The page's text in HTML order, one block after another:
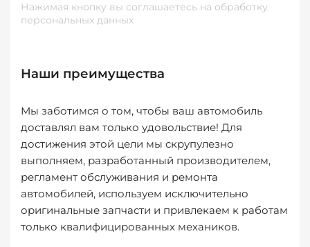
Нажимая кнопку вы соглашаетесь на обработку
персональных данных
Наши преимущества
Мы заботимся о том, чтобы ваш автомобиль
доставлял вам только удовольствие! Для
достижения этой цели мы скрупулезно
выполняем, разработанный производителем,
регламент обслуживания и ремонта
автомобилей, используем исключительно
оригинальные запчасти и привлекаем к работам
только квалифицированных механиков.